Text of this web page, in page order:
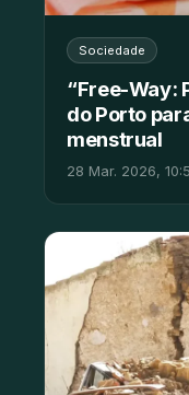
Sociedade
“Free-Way:
do Porto
menstrual
28 Mar. 2026,